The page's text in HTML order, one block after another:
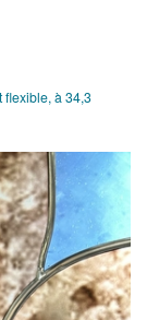
flexible, à 34,3